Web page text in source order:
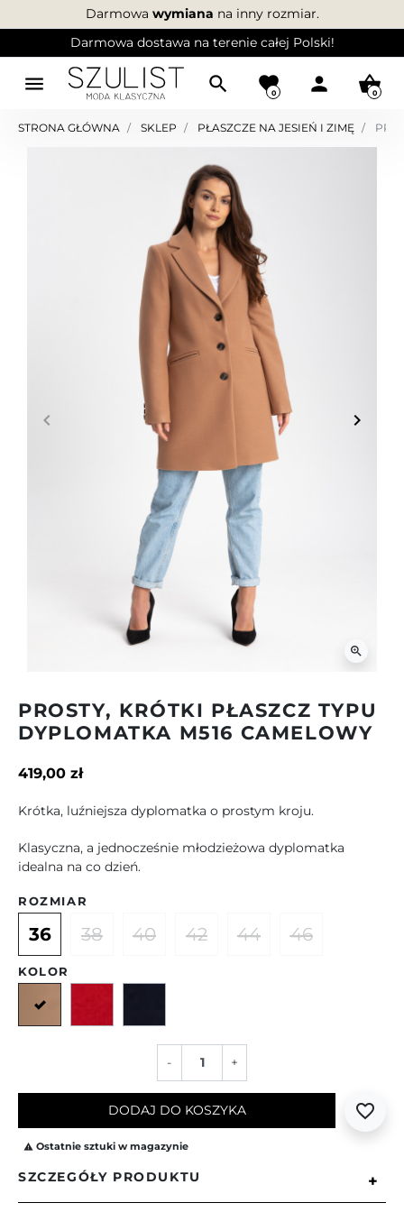
Darmowa wymiana na inny rozmiar.
Darmowa dostawa na terenie całej Polski!
menu search favorite
0 person shopping_basket
0
STRONA GŁÓWNA SKLEP PŁASZCZE NA JESIEŃ I ZIMĘ
Poprzedni
keyboard_arrow_left keyboard_arrow_right
zoom_in
PROSTY, KRÓTKI PŁASZCZ TYPU
DYPLOMATKA M516 CAMELOWY
419,00 zł
Krótka, luźniejsza dyplomatka o prostym kroju.
Klasyczna, a jednocześnie młodzieżowa dyplomatka
idealna na co dzień.
ROZMIAR
36 38 40 42 44 46
KOLOR
- +
DODAJ DO KOSZYKA favorite_border
 Ostatnie sztuki w magazynie
SZCZEGÓŁY PRODUKTU +